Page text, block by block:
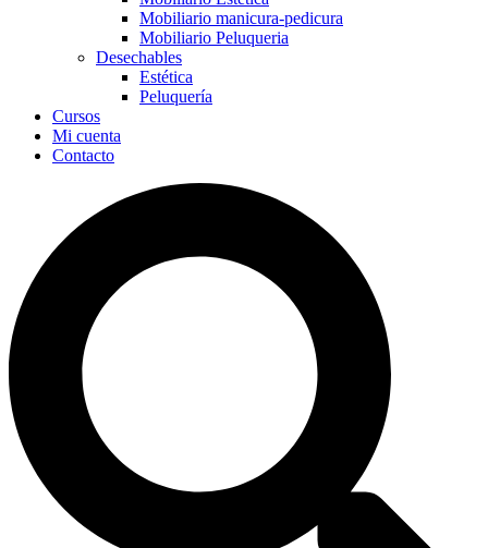
Mobiliario manicura-pedicura
Mobiliario Peluqueria
Desechables
Estética
Peluquería
Cursos
Mi cuenta
Contacto